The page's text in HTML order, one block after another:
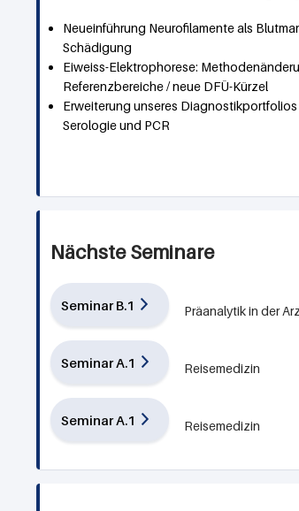
Neueinführung Neurofilamente als
Schädigung
Eiweiss-Elektrophorese:
Referenzbereiche / neue DFÜ-Kürzel
Erweiterung unseres Diagnostikportfolios
Serologie und PCR
Nächste Seminare
Seminar B.1 Präanalytik in der
Seminar A.1 Reisemedizin
Seminar A.1 Reisemedizin